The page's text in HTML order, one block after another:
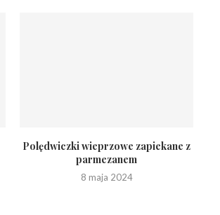
Polędwiczki wieprzowe zapiekane z
parmezanem
8 maja 2024